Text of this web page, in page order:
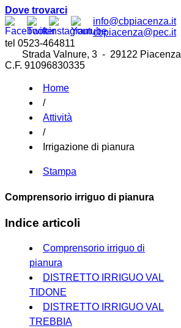
Dove trovarci
info@cbpiacenza.it
cbpiacenza@pec.it
tel 0523-464811
Strada Valnure, 3 - 29122 Piacenza
C.F. 91096830335
Home
/
Attività
/
Irrigazione di pianura
Stampa
Comprensorio irriguo di pianura
Indice articoli
Comprensorio irriguo di
pianura
DISTRETTO IRRIGUO VAL
TIDONE
DISTRETTO IRRIGUO VAL
TREBBIA